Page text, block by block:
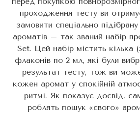
проходження тесту ви
замовити спеціально
ароматів – так званий набір
Set. Цей набір містить кілька
флаконів по 2 мл, які були
результат тесту, тож ви
кожен аромат у спокійній
ритмі. Як показує досвід,
роблять пошук «свого»